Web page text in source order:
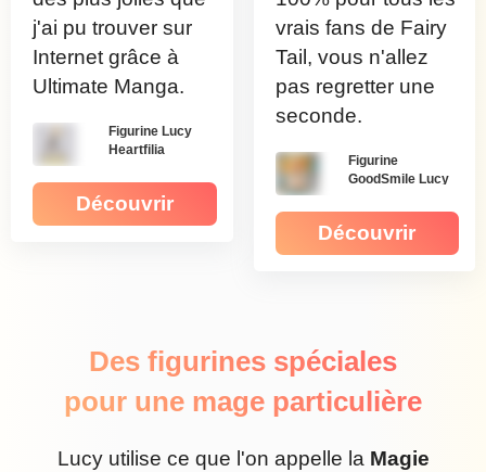
j'ai pu trouver sur
Internet grâce à
Ultimate Manga.
Figurine Lucy
Heartfilia
Découvrir
vrais fans de Fairy
Tail, vous n'allez
pas regretter une
seconde.
Figurine
GoodSmile Lucy
Découvrir
Des figurines spéciales
pour une mage particulière
Lucy utilise ce que l'on appelle la Magie